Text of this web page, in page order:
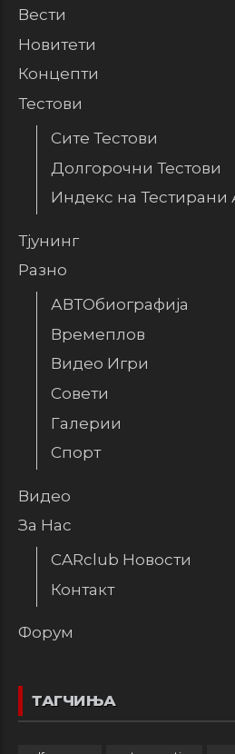
Вести
Новитети
Концепти
Тестови
Сите Тестови
Долгорочни Тестови
Индекс на Тестирани
Тјунинг
Разно
АВТОбиографија
Времеплов
Видео Игри
Совети
Галерии
Спорт
Видео
За Нас
CARclub Новости
Контакт
Форум
ТАГЧИЊА